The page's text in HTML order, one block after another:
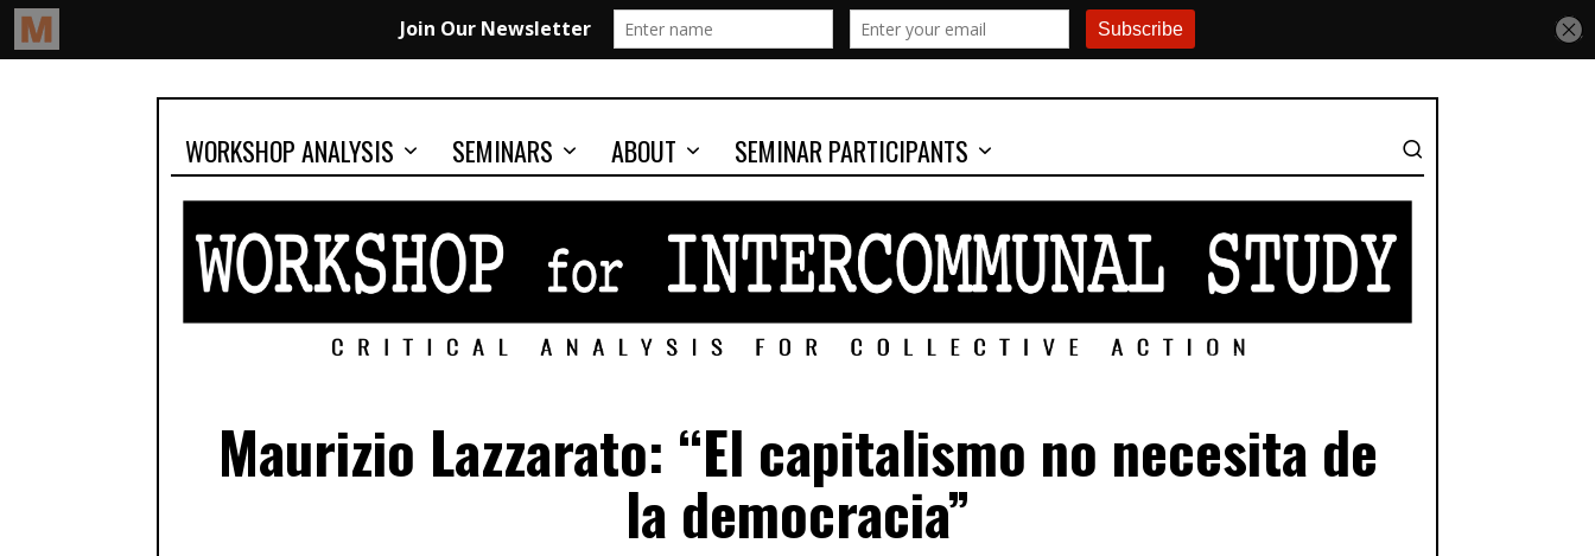
WORKSHOP ANALYSIS SEMINARS ABOUT SEMINAR PARTICIPANTS
Maurizio Lazzarato: “El capitalismo no necesita de
la democracia”